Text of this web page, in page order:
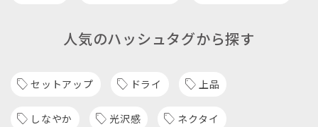
人気のハッシュタグから探す
セットアップ ドライ 上品
しなやか 光沢感 ネクタイ